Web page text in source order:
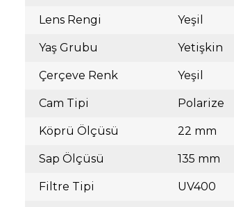
Lens Rengi Yeşil
Yaş Grubu Yetişkin
Çerçeve Renk Yeşil
Cam Tipi Polarize
Köprü Ölçüsü 22 mm
Sap Ölçüsü 135 mm
Filtre Tipi UV400